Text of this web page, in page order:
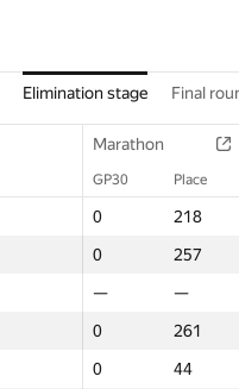
Elimination stage Final
Marathon
GP30 Place
0 218
0 257
— —
0 261
0 44